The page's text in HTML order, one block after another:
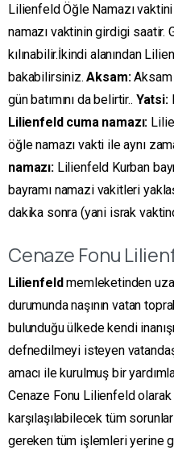
Lilienfeld Öğle Namazı
namazı vaktinin girdigi saatir.
kılınabilir.İkindi alanından
bakabilirsiniz.Aksam:Aksam
gün batımını da belirtir.. Yatsi:
Lilienfeld cuma namazı:
öğle namazı vakti ile aynı
namazı:Lilienfeld Kurban
bayramı namazi vakitleri
dakika sonra (yani israk
Cenaze Fonu
Lilienfeld memleketinden
durumunda naşının vatan
bulunduğu ülkede kendi
defnedilmeyi isteyen
amacı ile kurulmuş bir
Cenaze Fonu Lilienfeld olarak
karşılaşılabilecek tüm
gereken tüm işlemleri yerine